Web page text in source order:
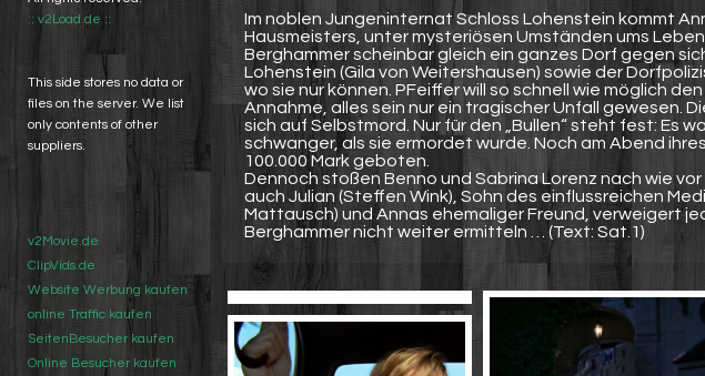
:: v2Load.de ::
This side stores no data or
files on the server. We list
only contents of other
suppliers.
v2Movie.de
ClipVids.de
Website Werbung kaufen
online Traffic kaufen
SeitenBesucher kaufen
Online Besucher kaufen
Im noblen Jungeninternat Schloss Lohenstein kommt
Hausmeisters, unter mysteriösen Umständen ums
Berghammer scheinbar gleich ein ganzes Dorf gegen
Lohenstein (Gila von Weitershausen) sowie der
wo sie nur können. PFeiffer will so schnell wie möglich
Annahme, alles sein nur ein tragischer Unfall gewesen.
sich auf Selbstmord. Nur für den „Bullen“ steht fest: Es
schwanger, als sie ermordet wurde. Noch am Abend
100.000 Mark geboten.
Dennoch stoßen Benno und Sabrina Lorenz nach wie
auch Julian (Steffen Wink), Sohn des einflussreichen
Mattausch) und Annas ehemaliger Freund, verweigert
Berghammer nicht weiter ermitteln … (Text: Sat.1)